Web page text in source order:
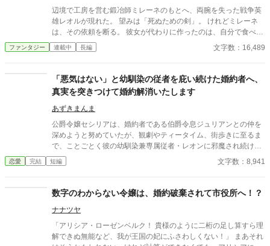
辺境で工房を営む鍛冶師ミレーネのもとへ、両腕を失った戦争英
雄レオルが現れた。 望みは「死ぬための剣」。 けれどミレーネ
は、その依頼を断る。 彼女が代わりに作ったのは、自分で食べ、
扉を開け、働くための道具だった。 代金は施しにせず、仕事で返
す契約に。 英雄ではなく一人の働き手として工房に残ったレオル
居場所と恋を育てていく。 しかし国家は、レオルの身体を再び戦
場へ戻し、ミレーネの技術を所有しようとする。 剣を鍛えない女
職人と、昔の英雄ではない男が、仲間と記録と“戦わない道
具”で、自分たちの明日を取り戻す物語。 ※シリアスあり／恋愛
は一途／ハッピーエンド／全60話完結
ファンタジー 連載中 長編 文字数：16,489
「悪気はない」と幼馴染の従者を庇い続けた婚約者へ、
真実を突きつけて婚約解消いたします
あずきまんま
公爵令嬢セシリアは、婚約者である伯爵令息ジュリアンとの仲を
深めようと努めていたが、観劇やティータイム、街歩きに至るま
で、ことごとく彼の幼馴染兼専属従者・レオンに邪魔され続けて
いた。セシリアやその父である公爵が度重なる非礼を注意・抗議
しても、ジュリアンは「悪気はないんだ」「寛容になりなさい」
な対応に堪忍袋の緒が切れたセシリアは、綿密な記録を携え、建
国記念夜会という晴れの舞台で決着をつけることを決意。大勢の
貴族が見守る中、逃げ場のない完璧な証拠とともに婚約解消を突
きつけ、身勝手な二人と身内を庇い続けた伯爵家を社会的な破滅
へと追い込んでいく。
恋愛 完結 短編 文字数：8,941
数字のわからない令嬢は、婚約破棄されて市役所へ！？
ナナツヤ
「アリシア・ローゼンベルク！ 貴様のように二桁の足し算すら理
解できぬ無能など、我が王国の妃にふさわしくない！」 まあそれ